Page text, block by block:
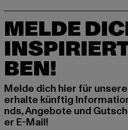
MELDE
BEN!
Melde dich hier für
erhalte künftig
nds, Angebote und
er E-Mail!